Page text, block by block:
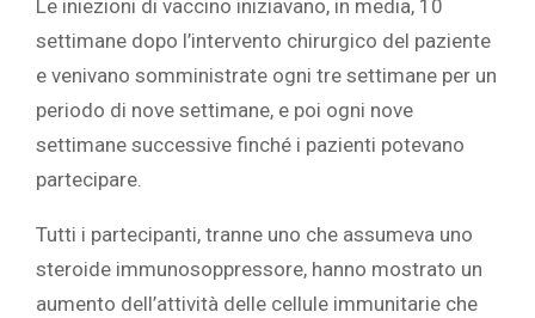
Le iniezioni di vaccino iniziavano, in media, 10
settimane dopo l’intervento chirurgico del paziente
e venivano somministrate ogni tre settimane per un
periodo di nove settimane, e poi ogni nove
settimane successive finché i pazienti potevano
partecipare.
Tutti i partecipanti, tranne uno che assumeva uno
steroide immunosoppressore, hanno mostrato un
aumento dell’attività delle cellule immunitarie che